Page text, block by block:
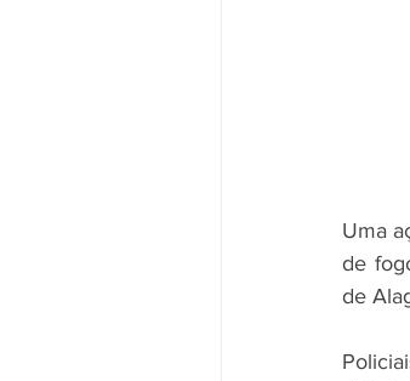
Uma
de
de